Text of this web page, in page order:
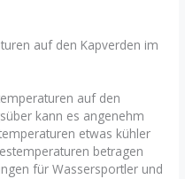
auf den Kapverden im
auf den
kann es angenehm
etwas kühler
betragen
für Wassersportler und